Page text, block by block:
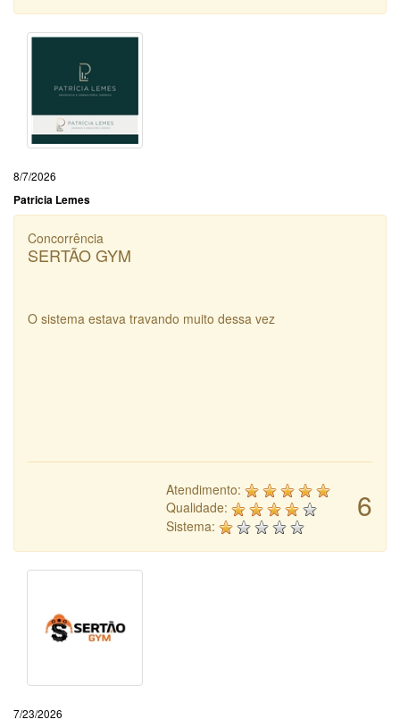
8/7/2026
Patricia Lemes
Concorrência
SERTÃO GYM
O sistema estava travando muito dessa vez
6
Atendimento:
Qualidade:
Sistema:
7/23/2026